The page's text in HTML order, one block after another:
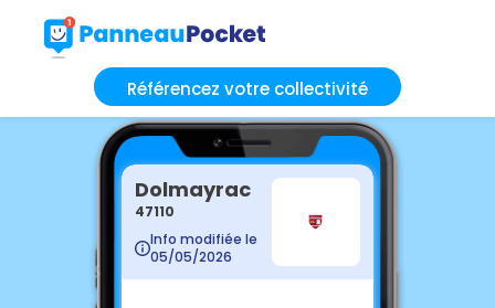
Référencez votre collectivité
Dolmayrac
47110
Info modifiée le
05/05/2026